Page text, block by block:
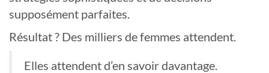
supposément parfaites.
Résultat ? Des milliers de femmes attendent.
Elles attendent d’en savoir davantage.